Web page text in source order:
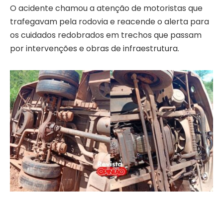
O acidente chamou a atenção de motoristas que
trafegavam pela rodovia e reacende o alerta para
os cuidados redobrados em trechos que passam
por intervenções e obras de infraestrutura.